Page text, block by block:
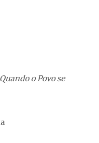
o Povo se